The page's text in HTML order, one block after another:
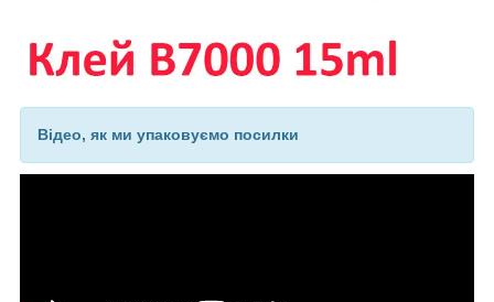
Відео, як ми упаковуємо посилки